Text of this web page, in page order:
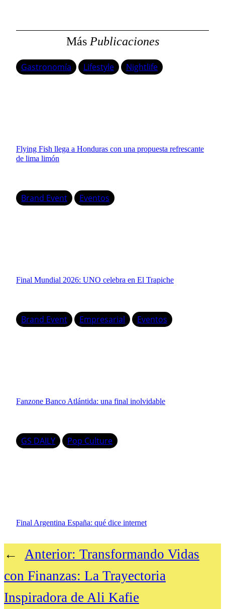
MásPublicaciones
Gastronomía Lifestyle Nightlife
Flying Fish llega a Honduras con una propuesta refrescante
de lima limón
Brand Event Eventos
Final Mundial 2026: UNO celebra en El Trapiche
Brand Event Empresarial Eventos
Fanzone Banco Atlántida: una final inolvidable
GS DAILY Pop Culture
Final Argentina España: qué dice internet
← Anterior: Transformando Vidas
con Finanzas: La Trayectoria
Inspiradora de Ali Kafie